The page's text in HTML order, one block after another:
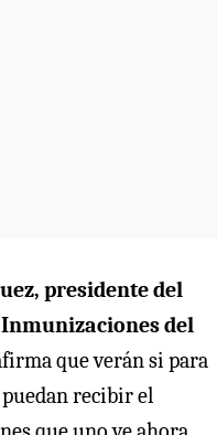
presidente del
Inmunizaciones del
que verán si para
recibir el